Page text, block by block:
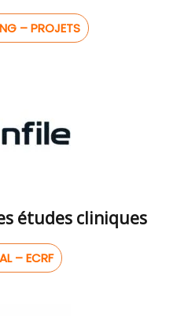
– PROJETS
études cliniques
– ECRF